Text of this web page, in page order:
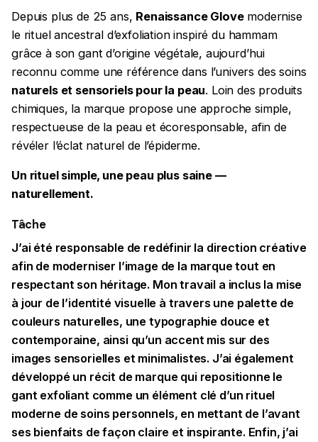
Depuis plus de 25 ans, Renaissance Glovemodernise
le rituel ancestral d’exfoliation inspiré du hammam
grâce à son gant d’origine végétale, aujourd’hui
reconnu comme une référence dans l’univers des soins
naturels et sensoriels pour la peau. Loin des produits
chimiques, la marque propose une approche simple,
respectueuse de la peau et écoresponsable, afin de
révéler l’éclat naturel de l’épiderme.
Un rituel simple, une peau plus saine —
naturellement.
Tâche
J’ai été responsable de redéfinir la direction créative
afin de moderniser l’image de la marque tout en
respectant son héritage. Mon travail a inclus la mise
à jour de l’identité visuelle à travers une palette de
couleurs naturelles, une typographie douce et
contemporaine, ainsi qu’un accent mis sur des
images sensorielles et minimalistes. J’ai également
développé un récit de marque qui repositionne le
gant exfoliant comme un élément clé d’un rituel
moderne de soins personnels, en mettant de l’avant
ses bienfaits de façon claire et inspirante. Enfin, j’ai